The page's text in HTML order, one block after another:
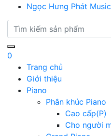
Ngọc Hưng Phát Music
0
Trang chủ
Giới thiệu
Piano
Phân khúc Piano
Cao cấp(P)
Cho người